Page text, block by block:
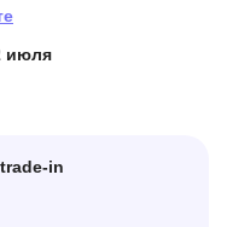
июля
in